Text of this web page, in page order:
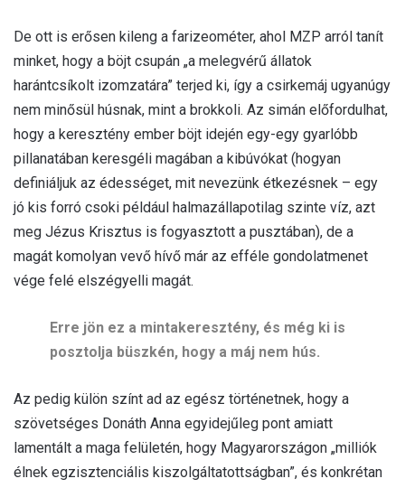
De ott is erősen kileng a farizeométer, ahol MZP arról tanít
minket, hogy a böjt csupán „a melegvérű állatok
harántcsíkolt izomzatára” terjed ki, így a csirkemáj ugyanúgy
nem minősül húsnak, mint a brokkoli. Az simán előfordulhat,
hogy a keresztény ember böjt idején egy-egy gyarlóbb
pillanatában keresgéli magában a kibúvókat (hogyan
definiáljuk az édességet, mit nevezünk étkezésnek – egy
jó kis forró csoki például halmazállapotilag szinte víz, azt
meg Jézus Krisztus is fogyasztott a pusztában), de a
magát komolyan vevő hívő már az efféle gondolatmenet
vége felé elszégyelli magát.
Erre jön ez a mintakeresztény, és még ki is
posztolja büszkén, hogy a máj nem hús.
Az pedig külön színt ad az egész történetnek, hogy a
szövetséges Donáth Anna egyidejűleg pont amiatt
lamentált a maga felületén, hogy Magyarországon „milliók
élnek egzisztenciális kiszolgáltatottságban”, és konkrétan